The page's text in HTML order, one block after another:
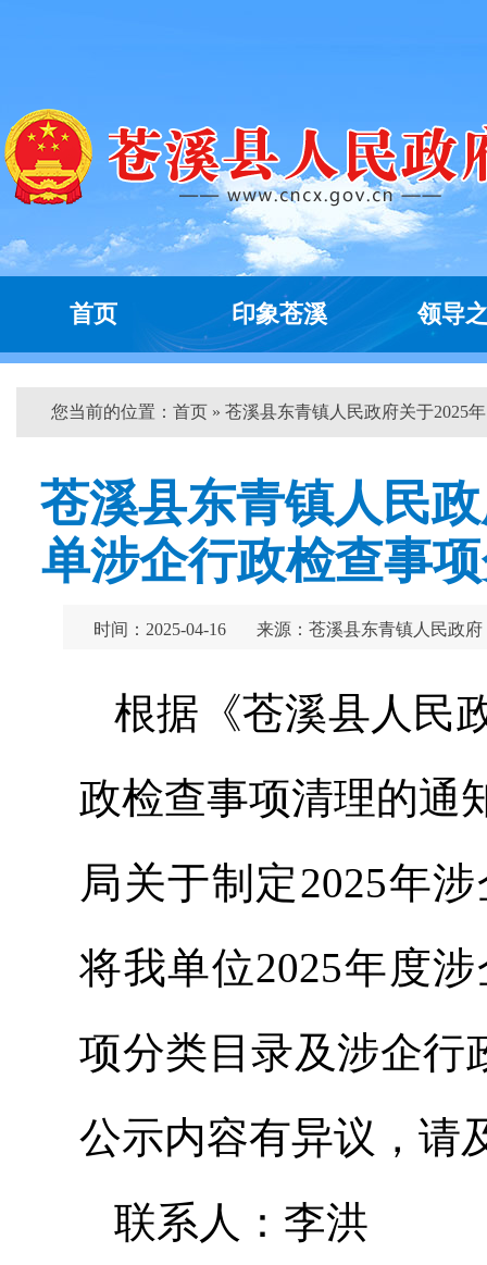
首页 印象苍溪 领导
您当前的位置： 首页 » 苍溪县东青镇人民政府关于2025
苍溪县东青镇人民
单涉企行政检查事
时间：2025-04-16 来源：苍溪县东青镇人民政府
根据《苍溪县人民
政检查事项清理的通
局关于制定2025年
将我单位2025年度
项分类目录及涉企行
公示内容有异议，请
联系人：李洪